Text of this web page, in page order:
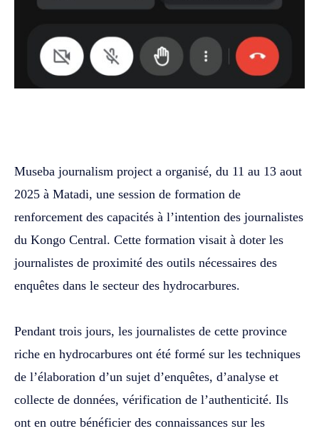
‎Museba journalism project a organisé, du 11 au 13 aout
2025 à Matadi, une session de formation de
renforcement des capacités à l’intention des journalistes
du Kongo Central. Cette formation visait à doter les
journalistes de proximité des outils nécessaires des
enquêtes dans le secteur des hydrocarbures.
‎Pendant trois jours, les journalistes de cette province
riche en hydrocarbures ont été formé sur les techniques
de l’élaboration d’un sujet d’enquêtes, d’analyse et
collecte de données, vérification de l’authenticité. Ils
ont en outre bénéficier des connaissances sur les